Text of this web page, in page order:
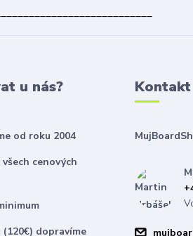
u nás?
od roku 2004
cenových
(120€) dopravíme
Kontakt